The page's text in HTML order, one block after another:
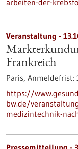
arbeiten-der-
Veranstaltung -
Frankreich
Paris, Anmeldefrist:
https://
bw.de/
medizintechnik-